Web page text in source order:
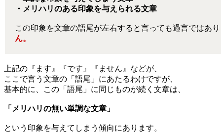
・メリハリのある印象を与えられる文章
この印象を文章の語尾が左右すると言っても過言ではあり
ん。
上記の『ます』『です』『ません』などが、
ここで言う文章の「語尾」にあたるわけですが、
基本的に、この「語尾」に同じものが続く文章は、
「メリハリの無い単調な文章」
という印象を与えてしまう傾向にあります。